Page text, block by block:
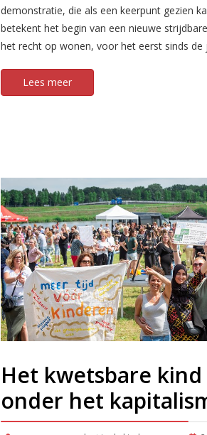
demonstratie, die als een keerpunt gezien
betekent het begin van een nieuwe
het recht op wonen, voor het eerst sinds de
Lees meer
Het kwetsbare kind
onder het